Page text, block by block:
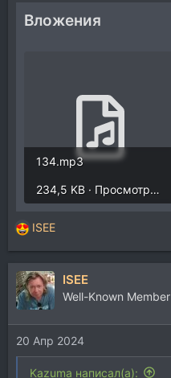
Вложения
134.mp3
234,5 KB · Просмотры: 2.780
Р
е
а
к
ц
и
и
:
ISEE
ISEE
Well-Known Member
20 Апр 2024
Kazuma написал(а):